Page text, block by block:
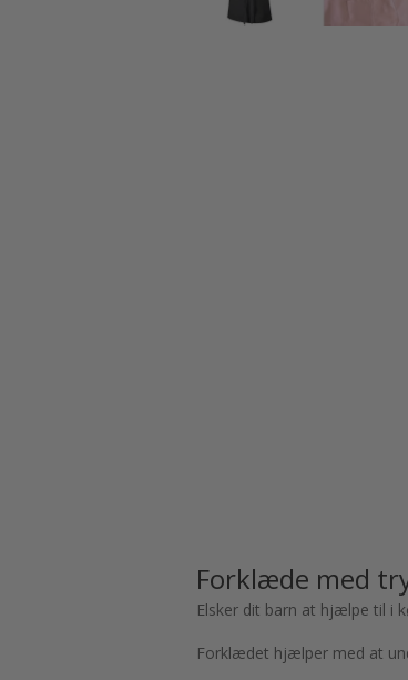
Forklæde med
Elsker dit barn at hjælpe til i
Forklædet hjælper med at